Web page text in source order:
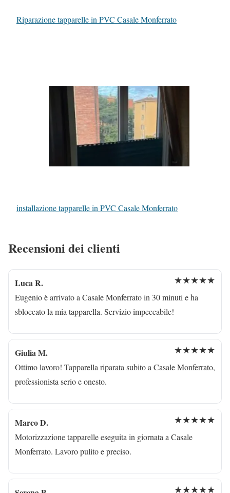
Riparazione tapparelle in PVC Casale Monferrato
installazione tapparelle in PVC Casale Monferrato
Recensioni dei clienti
Luca R. ★★★★★
Eugenio è arrivato a Casale Monferrato in 30 minuti e ha
sbloccato la mia tapparella. Servizio impeccabile!
Giulia M. ★★★★★
Ottimo lavoro! Tapparella riparata subito a Casale Monferrato,
professionista serio e onesto.
Marco D. ★★★★★
Motorizzazione tapparelle eseguita in giornata a Casale
Monferrato. Lavoro pulito e preciso.
★★★★★